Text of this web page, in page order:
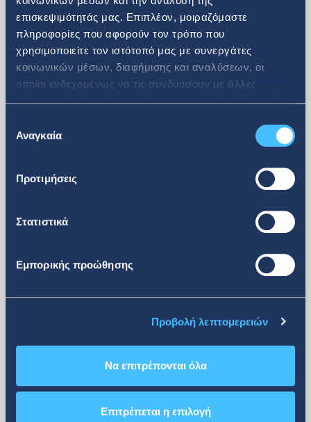
επισκεψιμότητάς μας. Επιπλέον, μοιραζόμαστε
πληροφορίες που αφορούν τον τρόπο που
χρησιμοποιείτε τον ιστότοπό μας με συνεργάτες
κοινωνικών μέσων, διαφήμισης και αναλύσεων, οι
οποίοι ενδεχομένως να τις συνδυάσουν με άλλες
πληροφορίες που τους έχετε παραχωρήσει ή τις οποίες
των υπηρεσιών τους.
συγκατάθεσης
Αναγκαία
Προτιμήσεις
Στατιστικά
Εμπορικής προώθησης
Προβολή λεπτομερειών
Να επιτρέπονται όλα
Επιτρέπεται η επιλογή
08. 07. 2026
Ανακοίνωση αγοράς ιδίων
μετοχών